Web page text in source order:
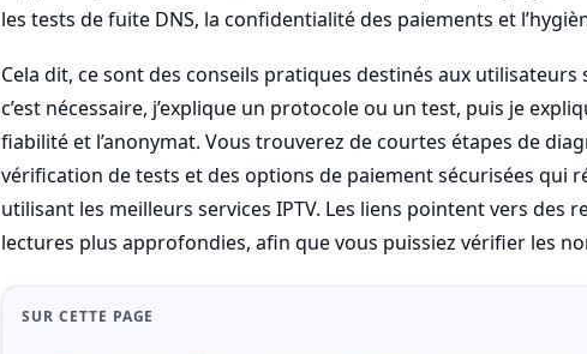
les tests de fuite DNS, la confidentialité des paiements et
Cela dit, ce sont des conseils pratiques destinés aux
c’est nécessaire, j’explique un protocole ou un test, puis je
fiabilité et l’anonymat. Vous trouverez de courtes étapes de
vérification de tests et des options de paiement sécurisées qui
utilisant les meilleurs services IPTV. Les liens pointent vers des
lectures plus approfondies, afin que vous puissiez vérifier les
SUR CETTE PAGE